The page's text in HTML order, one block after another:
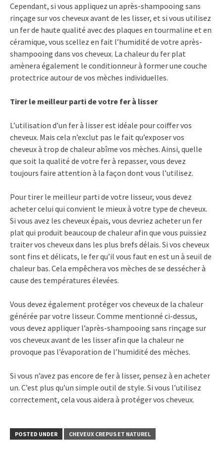
Cependant, si vous appliquez un après-shampooing sans
rinçage sur vos cheveux avant de les lisser, et si vous utilisez
un fer de haute qualité avec des plaques en tourmaline et en
céramique, vous scellez en fait l’humidité de votre après-
shampooing dans vos cheveux. La chaleur du fer plat
amènera également le conditionneur à former une couche
protectrice autour de vos mèches individuelles.
Tirer le meilleur parti de votre fer à lisser
L’utilisation d’un fer à lisser est idéale pour coiffer vos
cheveux. Mais cela n’exclut pas le fait qu’exposer vos
cheveux à trop de chaleur abîme vos mèches. Ainsi, quelle
que soit la qualité de votre fer à repasser, vous devez
toujours faire attention à la façon dont vous l’utilisez.
Pour tirer le meilleur parti de votre lisseur, vous devez
acheter celui qui convient le mieux à votre type de cheveux.
Si vous avez les cheveux épais, vous devriez acheter un fer
plat qui produit beaucoup de chaleur afin que vous puissiez
traiter vos cheveux dans les plus brefs délais. Si vos cheveux
sont fins et délicats, le fer qu’il vous faut en est un à seuil de
chaleur bas. Cela empêchera vos mèches de se dessécher à
cause des températures élevées.
Vous devez également protéger vos cheveux de la chaleur
générée par votre lisseur. Comme mentionné ci-dessus,
vous devez appliquer l’après-shampooing sans rinçage sur
vos cheveux avant de les lisser afin que la chaleur ne
provoque pas l’évaporation de l’humidité des mèches.
Si vous n’avez pas encore de fer à lisser, pensez à en acheter
un. C’est plus qu’un simple outil de style. Si vous l’utilisez
correctement, cela vous aidera à protéger vos cheveux.
POSTED UNDER CHEVEUX CREPUS ET NATUREL